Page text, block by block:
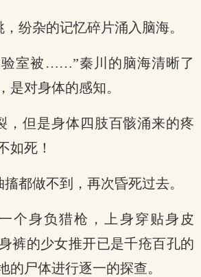
纷杂的记忆碎片涌入脑海。
验室被……”秦川的脑海清晰了
是对身体的感知。
，但是身体四肢百骸涌来的疼
如死！
都做不到，再次昏死过去。
个身负猎枪，上身穿贴身皮
裤的少女推开已是千疮百孔的
的尸体进行逐一的探查。